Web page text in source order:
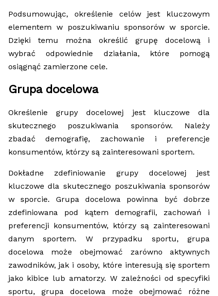
Podsumowując, określenie celów jest kluczowym
elementem w poszukiwaniu sponsorów w sporcie.
Dzięki temu można określić grupę docelową i
wybrać odpowiednie działania, które pomogą
osiągnąć zamierzone cele.
Grupa docelowa
Określenie grupy docelowej jest kluczowe dla
skutecznego poszukiwania sponsorów. Należy
zbadać demografię, zachowanie i preferencje
konsumentów, którzy są zainteresowani sportem.
Dokładne zdefiniowanie grupy docelowej jest
kluczowe dla skutecznego poszukiwania sponsorów
w sporcie. Grupa docelowa powinna być dobrze
zdefiniowana pod kątem demografii, zachowań i
preferencji konsumentów, którzy są zainteresowani
danym sportem. W przypadku sportu, grupa
docelowa może obejmować zarówno aktywnych
zawodników, jak i osoby, które interesują się sportem
jako kibice lub amatorzy. W zależności od specyfiki
sportu, grupa docelowa może obejmować różne